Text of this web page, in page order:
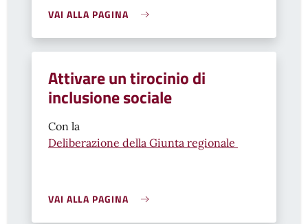
VAI ALLA PAGINA
Attivare un tirocinio di
inclusione sociale
Con la
Deliberazione della Giunta regionale
VAI ALLA PAGINA